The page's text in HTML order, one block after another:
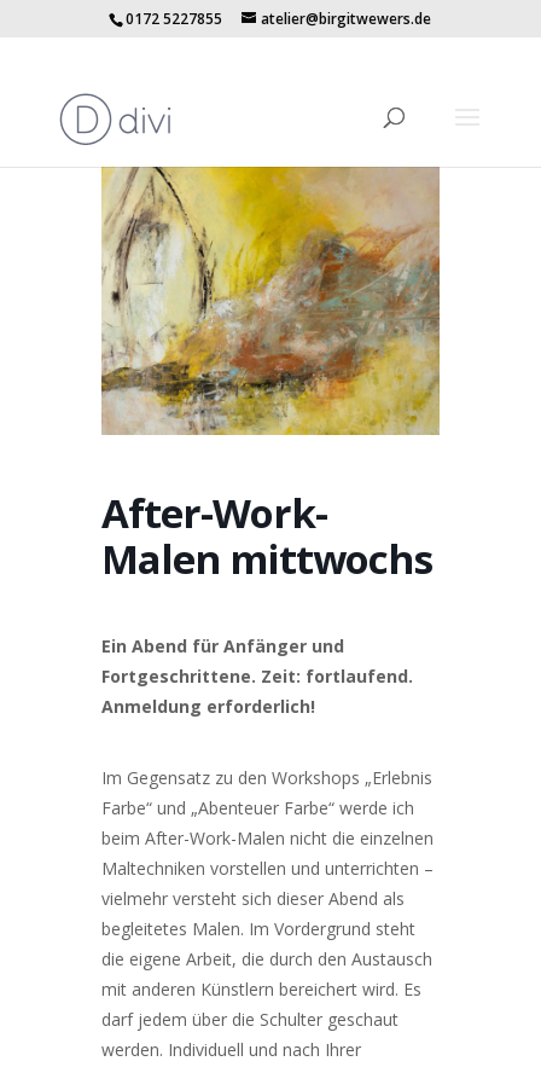
0172 5227855 atelier@birgitwewers.de
After-Work-
Malen mittwochs
Ein Abend für Anfänger und
Fortgeschrittene. Zeit: fortlaufend.
Anmeldung erforderlich!
Im Gegensatz zu den Workshops „Erlebnis
Farbe“ und „Abenteuer Farbe“ werde ich
beim After-Work-Malen nicht die einzelnen
Maltechniken vorstellen und unterrichten –
vielmehr versteht sich dieser Abend als
begleitetes Malen. Im Vordergrund steht
die eigene Arbeit, die durch den Austausch
mit anderen Künstlern bereichert wird. Es
darf jedem über die Schulter geschaut
werden. Individuell und nach Ihrer